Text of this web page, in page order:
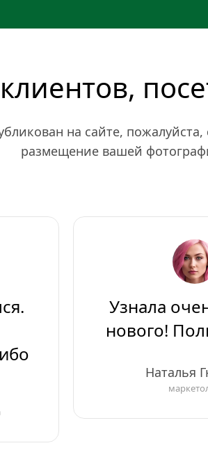
на сайте,
размещение вашей
Узнала
нового!
Наталья